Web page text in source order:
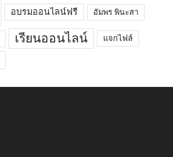
อบรมออนไลน์ฟรี อัมพร พินะสา
เรียนออนไลน์ แจกไฟล์